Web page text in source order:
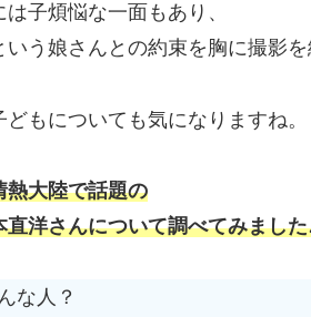
子煩悩な一面もあり、
いう娘さんとの約束を胸に撮影
もについても気になりますね。
熱大陸で話題の
洋さんについて調べてみました
な人？